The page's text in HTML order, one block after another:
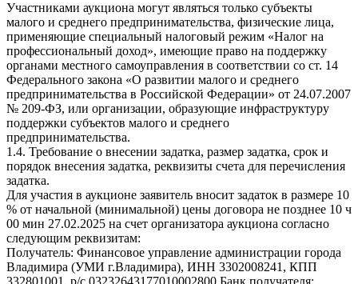
Участниками аукциона могут являться только субъекты
малого и среднего предпринимательства, физические лица,
применяющие специальный налоговый режим «Налог на
профессиональный доход», имеющие право на поддержку
органами местного самоуправления в соответствии со ст. 14
Федерального закона «О развитии малого и среднего
предпринимательства в Российской Федерации» от 24.07.2007
№ 209-ФЗ, или организации, образующие инфраструктуру
поддержки субъектов малого и среднего
предпринимательства.
1.4. Требование о внесении задатка, размер задатка, срок и
порядок внесения задатка, реквизиты счета для перечисления
задатка.
Для участия в аукционе заявитель вносит задаток в размере 10
% от начальной (минимальной) цены договора не позднее 10 ч
00 мин 27.02.2025 на счет организатора аукциона согласно
следующим реквизитам:
Получатель: Финансовое управление администрации города
Владимира (УМИ г.Владимира), ИНН 3302008241, КПП